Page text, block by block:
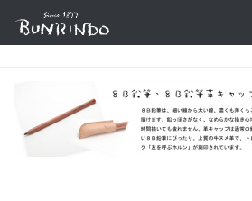
コンテンツへスキップ